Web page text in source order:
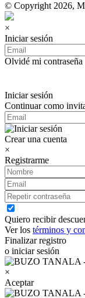
© Copyright 2026,
×
Iniciar sesión
Olvidé mi contraseña
Iniciar sesión
Continuar como
Crear una cuenta
×
Registrarme
Quiero recibir
Ver los términos y
Finalizar registro
o iniciar sesión
×
Aceptar